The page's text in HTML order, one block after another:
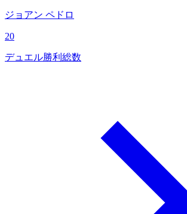
ジョアン ペドロ
20
デュエル勝利総数